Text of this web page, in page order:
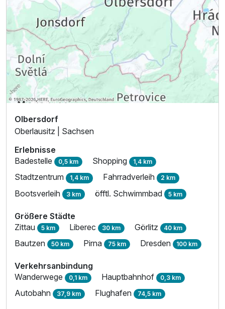
Olbersdorf
Oberlausitz | Sachsen
Erlebnisse
Badestelle 0,5 km Shopping 1,4 km
Stadtzentrum 1,4 km Fahrradverleih 2 km
Bootsverleih 3 km öfftl. Schwimmbad 5 km
Größere Städte
Zittau 5 km Liberec 30 km Görlitz 40 km
Bautzen 50 km Pirna 75 km Dresden 100 km
Verkehrsanbindung
Wanderwege 0,1 km Hauptbahnhof 0,3 km
Autobahn 37,9 km Flughafen 74,5 km